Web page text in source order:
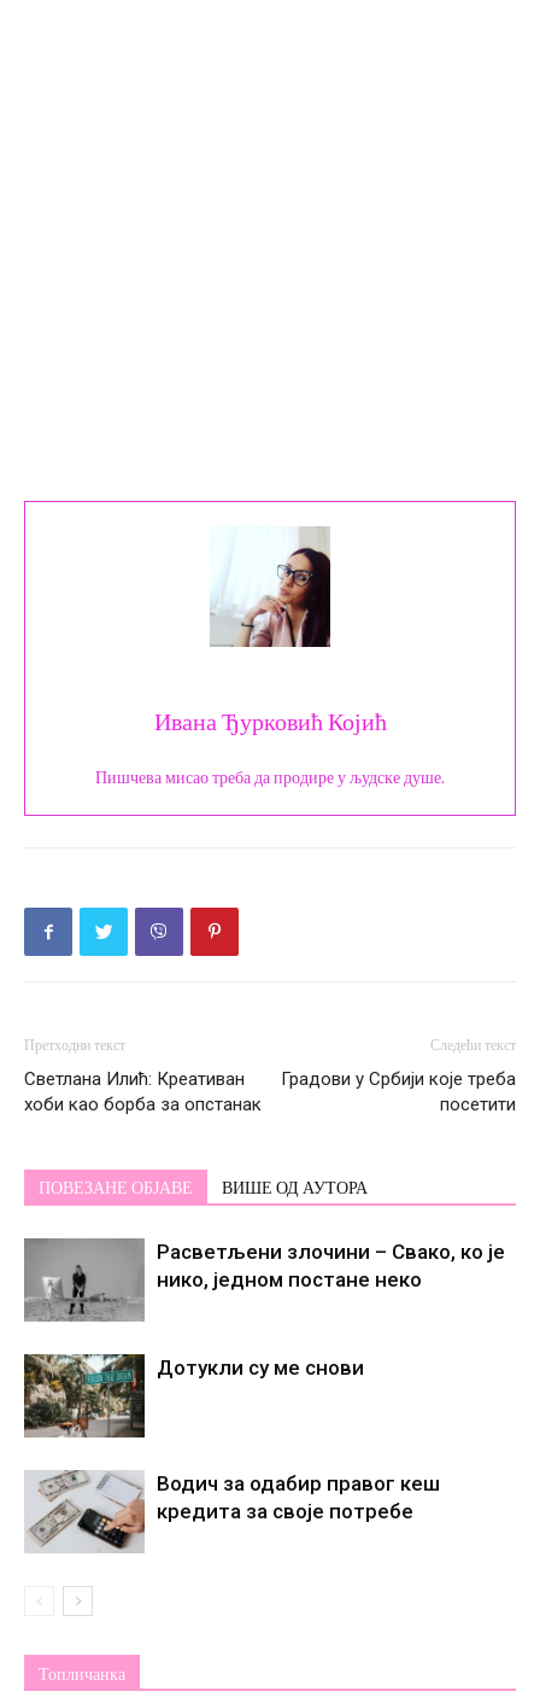
Ивана Ђурковић Којић
Пишчева мисао треба да продире у људске душе.
Претходни текст
Светлана Илић: Креативан
хоби као борба за опстанак
Следећи текст
Градови у Србији које треба
посетити
ПОВЕЗАНЕ ОБЈАВЕ ВИШЕ ОД АУТОРА
Расветљени злочини – Свако, ко је
нико, једном постане некo
Дотукли су ме снови
Водич за одабир правог кеш
кредита за своје потребе
Топличанка